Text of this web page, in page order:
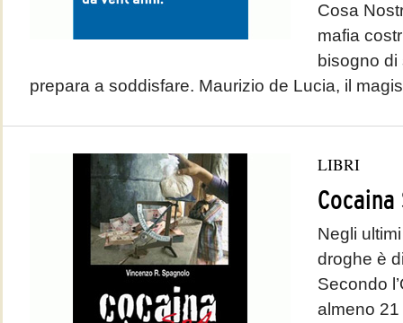
Cosa
mafia
bisogno
prepara a soddisfare. Maurizio de Lucia, il
LIBRI
Cocaina
Negli
droghe è
Secondo
almeno